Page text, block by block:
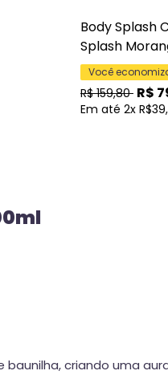
Body Splash
Splash
Você
R$159,80 R$
Em até 2x
criando uma